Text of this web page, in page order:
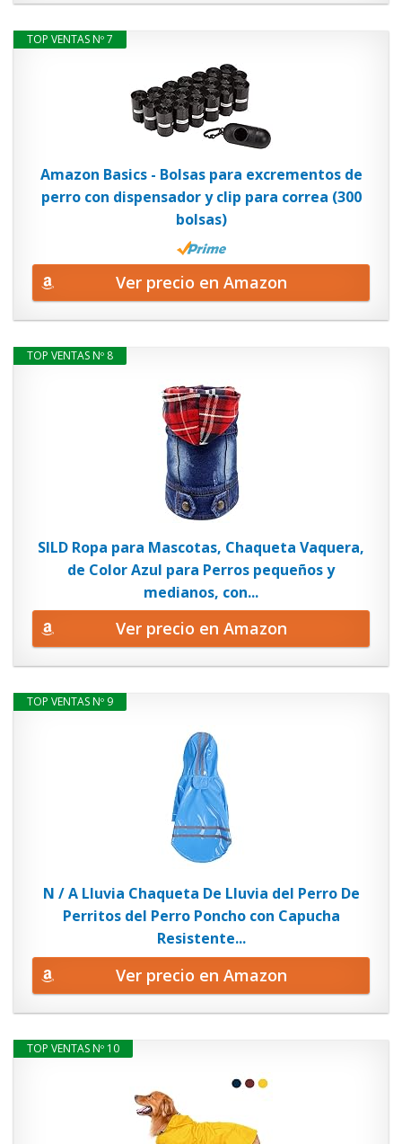
TOP VENTAS Nº 7
Amazon Basics - Bolsas para excrementos de
perro con dispensador y clip para correa (300
bolsas)
Ver precio en Amazon
TOP VENTAS Nº 8
SILD Ropa para Mascotas, Chaqueta Vaquera,
de Color Azul para Perros pequeños y
medianos, con...
Ver precio en Amazon
TOP VENTAS Nº 9
N / A Lluvia Chaqueta De Lluvia del Perro De
Perritos del Perro Poncho con Capucha
Resistente...
Ver precio en Amazon
TOP VENTAS Nº 10